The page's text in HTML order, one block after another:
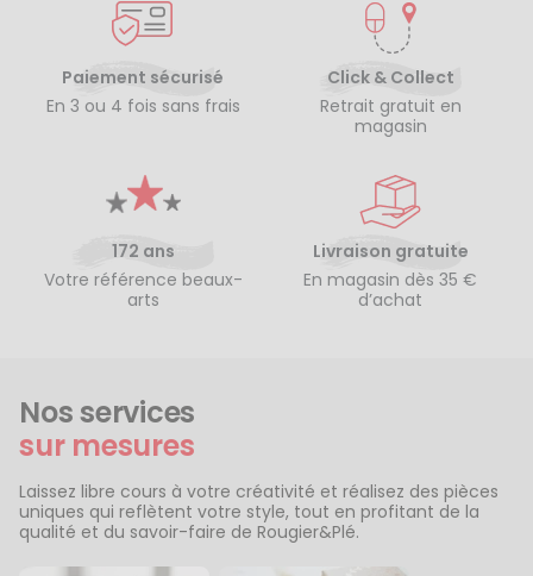
Paiement sécurisé
En 3 ou 4 fois sans frais
Click & Collect
Retrait gratuit en
magasin
172 ans
Votre référence beaux-
arts
Livraison gratuite
En magasin dès 35 €
d’achat
Nos services
sur mesures
Laissez libre cours à votre créativité et réalisez des pièces
uniques qui reflètent votre style, tout en profitant de la
qualité et du savoir-faire de Rougier&Plé.